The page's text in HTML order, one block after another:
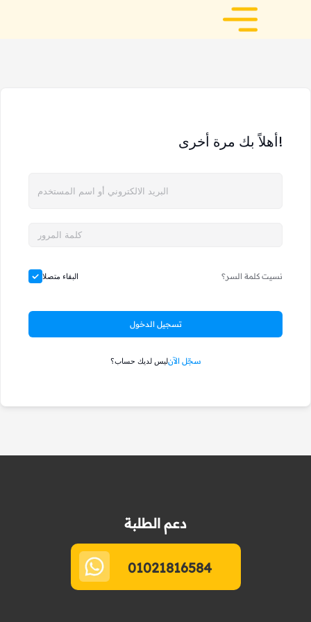
أهلاً بك مرة أخرى!
البقاء متصلا نسيت كلمة السر؟
تسجيل الدخول
ليس لديك حساب؟سجّل الآن
دعم الطلبة
01021816584